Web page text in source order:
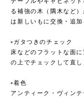
る補強の木（隅木など
は新しいもに交換・追加
▫︎ガタつきのチェック
床などのフラットな面
の上でチェックして直し
▫︎着色
アンティーク・ヴィン